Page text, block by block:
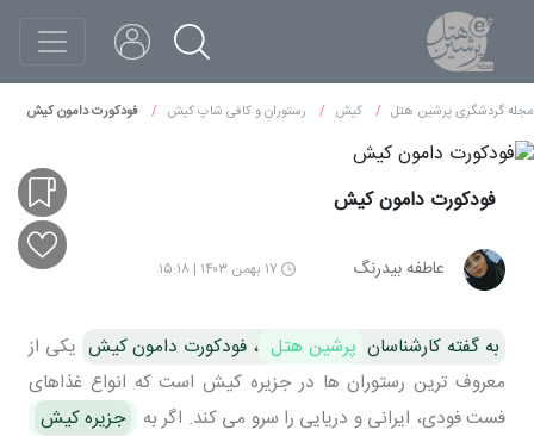
مجله گردشگری پرشین هتل کیش رستوران و کافی شاپ کیش فودکورت دامون کیش
فودکورت دامون کیش
عاطفه بیدرنگ ۱۷ بهمن ۱۴۰۳ | ۱۵:۱۸
به گفته کارشناسان پرشین هتل ، فودکورت دامون کیش یکی از
معروف ترین رستوران ها در جزیره کیش است که انواع غذاهای
فست فودی، ایرانی و دریایی را سرو می کند. اگر به جزیره کیش